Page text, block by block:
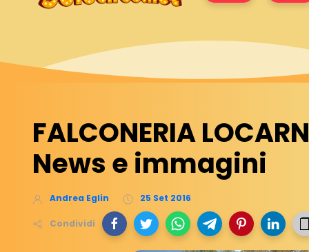
FALCONERIA
News e immagini
Andrea Eglin 25 Set 2016
Condividi